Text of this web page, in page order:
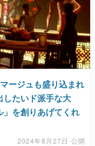
ージュも盛り込まれ
したいド派手な大
を創りあげてくれ
2024年8月27日 公開